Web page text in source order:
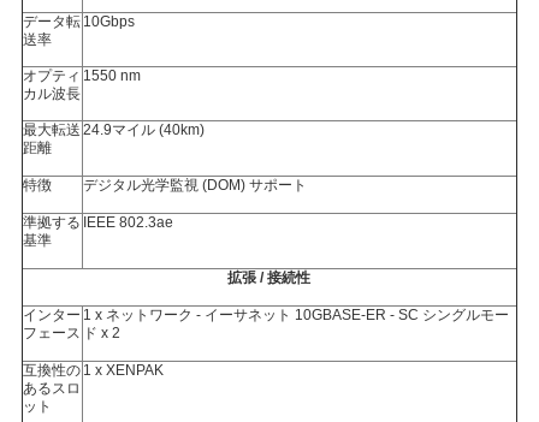
ー
データ転
送率
10Gbps
オプティ
カル波長
1550 nm
最大転送
距離
24.9マイル (40km)
特徴 デジタル光学監視 (DOM) サポート
準拠する
基準
IEEE 802.3ae
拡張 / 接続性
インター
フェース
1 x ネットワーク - イーサネット 10GBASE-ER - SC シングルモー
ド x 2
互換性の
あるスロ
ット
1 x XENPAK